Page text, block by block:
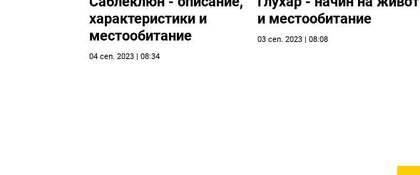
характеристики и
местообитание
04 сеп. 2023 | 08:34
и местообитание
03 сеп. 2023 | 08:08